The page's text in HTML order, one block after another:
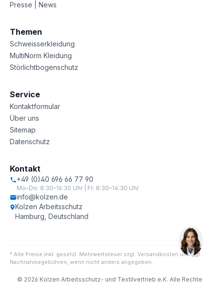
Presse | News
Themen
Schweisserkleidung
MultiNorm Kleidung
Störlichtbogenschutz
Service
Kontaktformular
Über uns
Sitemap
Datenschutz
Kontakt
+49 (0)40 696 66 77 90
Mo–Do: 8:30–16:30 Uhr | Fr: 8:30–14:30 Uhr
info@kolzen.de
Kolzen Arbeitsschutz
Hamburg, Deutschland
* Alle Preise inkl. gesetzl. Mehrwertsteuer zzgl. Versandkosten und ggf.
Nachnahmegebühren, wenn nicht anders angegeben.
© 2026 Kolzen Arbeitsschutz- und Textilvertrieb e.K. Alle Rechte